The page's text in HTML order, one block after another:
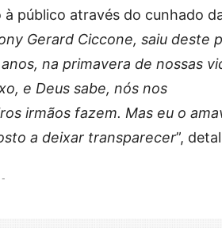
público através do cunhado
Gerard Ciccone, saiu deste
na primavera de nossas
e Deus sabe, nós nos
irmãos fazem. Mas eu o
a deixar transparecer”,
-